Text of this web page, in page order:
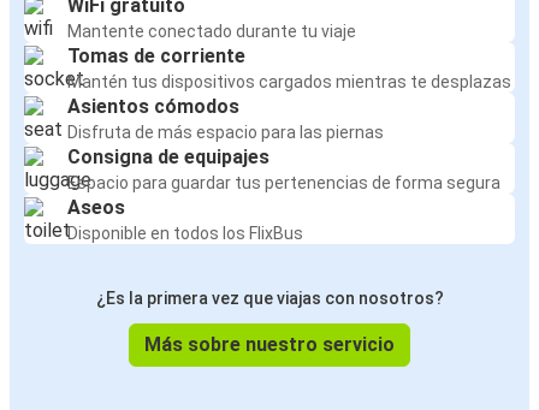
WiFi gratuito
Mantente conectado durante tu viaje
Tomas de corriente
Mantén tus dispositivos cargados mientras te desplazas
Asientos cómodos
Disfruta de más espacio para las piernas
Consigna de equipajes
Espacio para guardar tus pertenencias de forma segura
Aseos
Disponible en todos los FlixBus
¿Es la primera vez que viajas con nosotros?
Más sobre nuestro servicio